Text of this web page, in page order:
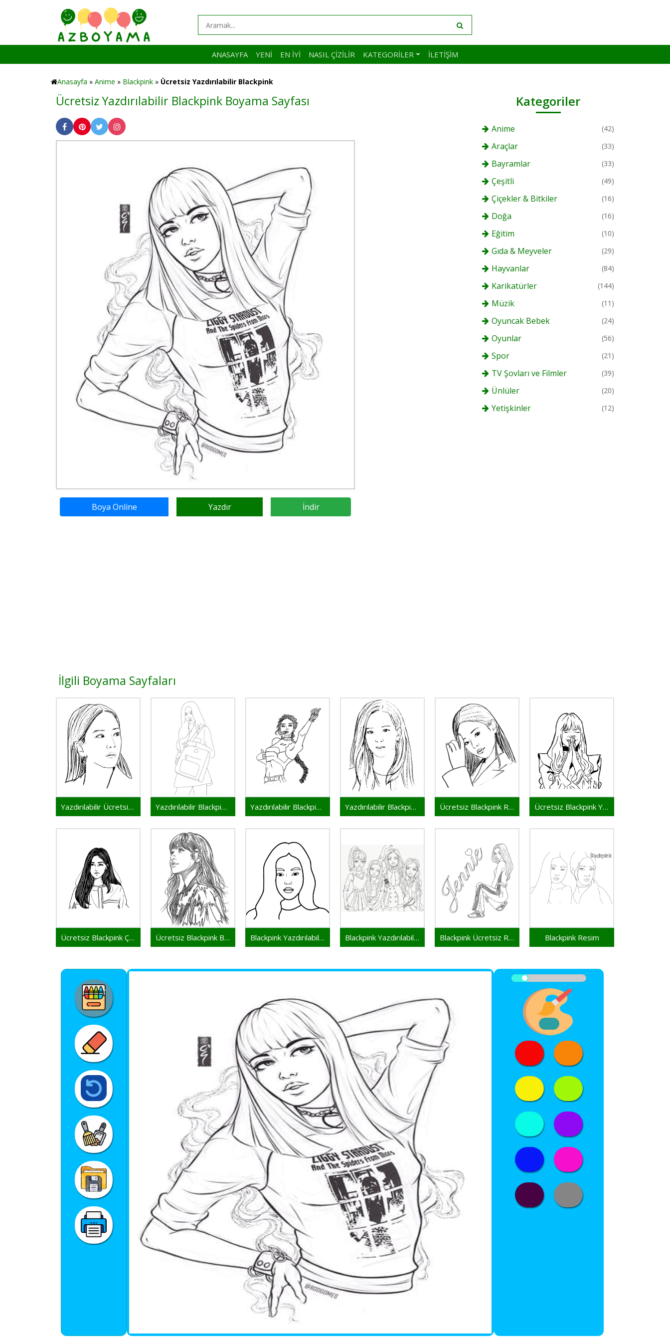
ANASAYFA YENI EN İYI NASIL ÇIZILIR KATEGORILER İLETIŞIM
Anasayfa » Anime » Blackpink » Ücretsiz Yazdırılabilir Blackpink
Ücretsiz Yazdırılabilir Blackpink Boyama Sayfası
Boya Online Yazdır İndir
Kategoriler
Anime (42)
Araçlar (33)
Bayramlar (33)
Çeşitli (49)
Çiçekler & Bitkiler (16)
Doğa (16)
Eğitim (10)
Gıda & Meyveler (29)
Hayvanlar (84)
Karikatürler (144)
Müzik (11)
Oyuncak Bebek (24)
Oyunlar (56)
Spor (21)
TV Şovları ve Filmler (39)
Ünlüler (20)
Yetişkinler (12)
İlgili Boyama Sayfaları
Yazdırılabilir Ücretsiz Blackpink Yazdırılabilir Blackpink Ücretsiz Yazdırılabilir Blackpink Resim Yazdırılabilir Blackpink Çocuklar İçin Ücretsiz Blackpink Resim Ücretsiz Blackpink Yazdırılabilir
Ücretsiz Blackpink Çocuklar İçin Ücretsiz Blackpink Baskı İçin Blackpink Yazdırılabilir Resim Blackpink Yazdırılabilir Çocuklar İçin Blackpink Ücretsiz Resim Blackpink Resim